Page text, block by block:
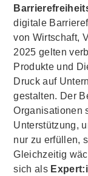
digitale
von Wirtschaft,
2025 gelten
Produkte und
Druck auf
gestalten. Der
Organisationen
Unterstützung,
nur zu erfüllen,
Gleichzeitig
sich als